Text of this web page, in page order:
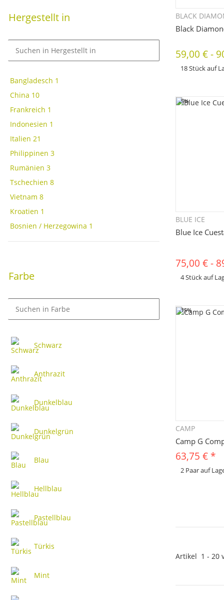
BLACK
Black
59,00 €-
18 Stück auf
-5%
BLUE ICE
Blue Ice
75,00 €-
4 Stück auf
-15%
CAMP
Camp G
63,75 € *
2 Paar auf
Artikel 1 - 20
Hergestellt in
Bangladesch 1
China 10
Frankreich 1
Indonesien 1
Italien 21
Philippinen 3
Rumänien 3
Tschechien 8
Vietnam 8
Kroatien 1
Bosnien / Herzegowina 1
Farbe
Schwarz
Anthrazit
Dunkelblau
Dunkelgrün
Blau
Hellblau
Pastellblau
Türkis
Mint